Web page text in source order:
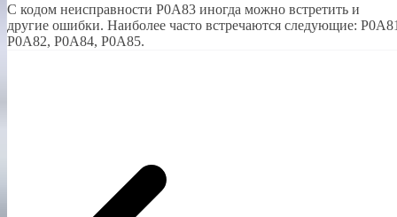
С кодом неисправности Р0А83 иногда можно встретить и
другие ошибки. Наиболее часто встречаются следующие:
P0A82, P0A84, P0A85.